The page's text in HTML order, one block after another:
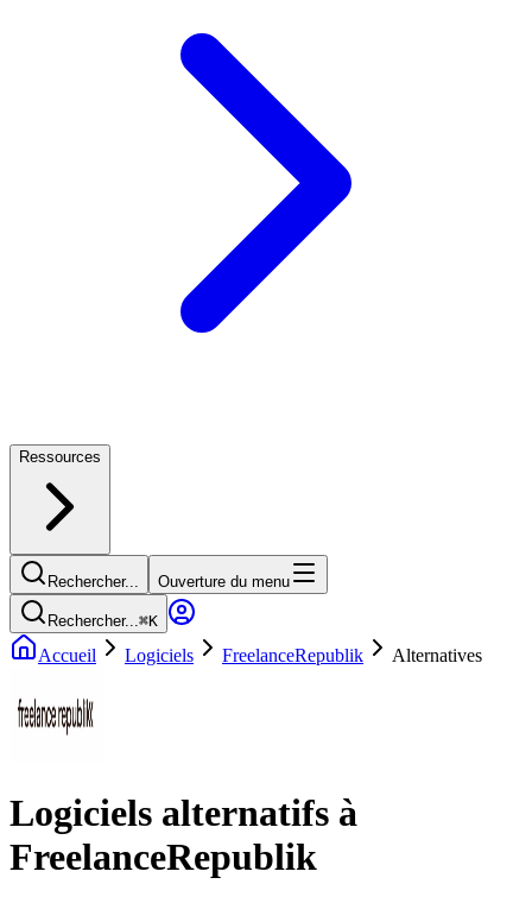
Ressources
Rechercher... Ouverture du menu
Rechercher...⌘K
Accueil Logiciels FreelanceRepublik Alternatives
Logiciels alternatifs à
FreelanceRepublik